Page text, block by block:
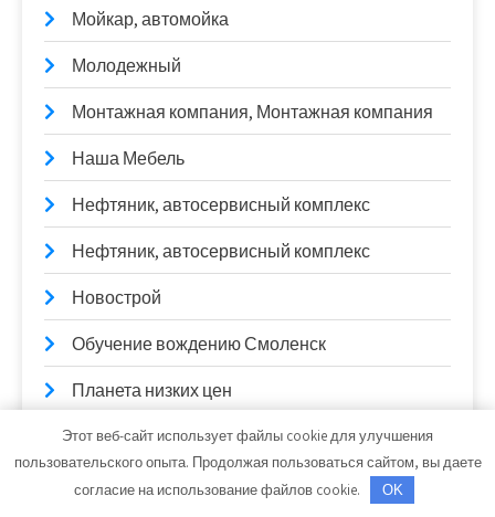
Мойкар, автомойка
Молодежный
Монтажная компания, Монтажная компания
Наша Мебель
Нефтяник, автосервисный комплекс
Нефтяник, автосервисный комплекс
Новострой
Обучение вождению Смоленск
Планета низких цен
Политика конфиденциальности
Профит-сервис
Этот веб-сайт использует файлы cookie для улучшения
пользовательского опыта. Продолжая пользоваться сайтом, вы даете
согласие на использование файлов cookie.
OK